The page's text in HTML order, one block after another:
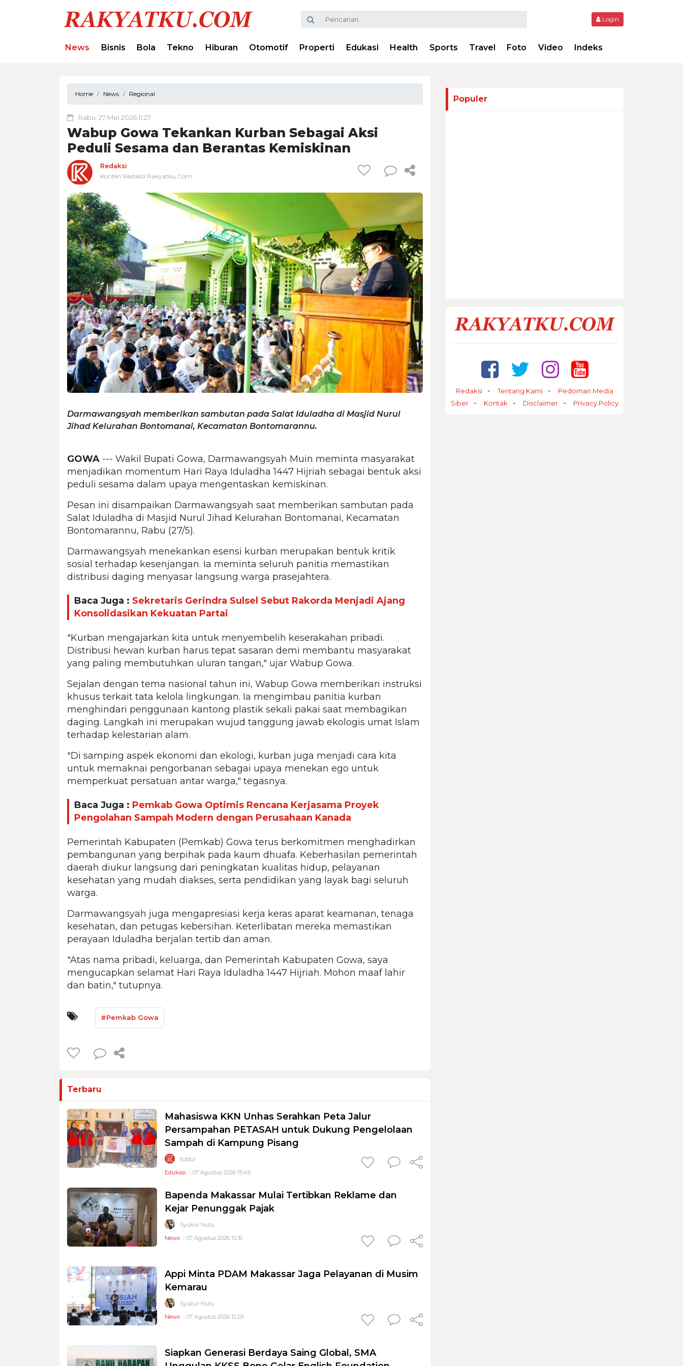
Login
News Bisnis Bola Tekno Hiburan Otomotif Properti Edukasi Health Sports Travel Foto Video Indeks
Home News Regional
Rabu, 27 Mei 2026 11:27
Wabup Gowa Tekankan Kurban Sebagai Aksi
Peduli Sesama dan Berantas Kemiskinan
Redaksi
Konten Redaksi Rakyatku.Com
Darmawangsyah memberikan sambutan pada Salat Iduladha di Masjid Nurul
Jihad Kelurahan Bontomanai, Kecamatan Bontomarannu.
GOWA --- Wakil Bupati Gowa, Darmawangsyah Muin meminta masyarakat
menjadikan momentum Hari Raya Iduladha 1447 Hijriah sebagai bentuk aksi
peduli sesama dalam upaya mengentaskan kemiskinan.
Pesan ini disampaikan Darmawangsyah saat memberikan sambutan pada
Salat Iduladha di Masjid Nurul Jihad Kelurahan Bontomanai, Kecamatan
Bontomarannu, Rabu (27/5).
Darmawangsyah menekankan esensi kurban merupakan bentuk kritik
sosial terhadap kesenjangan. Ia meminta seluruh panitia memastikan
distribusi daging menyasar langsung warga prasejahtera.
Baca Juga : Sekretaris Gerindra Sulsel Sebut Rakorda Menjadi Ajang
Konsolidasikan Kekuatan Partai
"Kurban mengajarkan kita untuk menyembelih keserakahan pribadi.
Distribusi hewan kurban harus tepat sasaran demi membantu masyarakat
yang paling membutuhkan uluran tangan," ujar Wabup Gowa.
Sejalan dengan tema nasional tahun ini, Wabup Gowa memberikan instruksi
khusus terkait tata kelola lingkungan. Ia mengimbau panitia kurban
menghindari penggunaan kantong plastik sekali pakai saat membagikan
daging. Langkah ini merupakan wujud tanggung jawab ekologis umat Islam
terhadap kelestarian alam.
"Di samping aspek ekonomi dan ekologi, kurban juga menjadi cara kita
untuk memaknai pengorbanan sebagai upaya menekan ego untuk
memperkuat persatuan antar warga," tegasnya.
Baca Juga : Pemkab Gowa Optimis Rencana Kerjasama Proyek
Pengolahan Sampah Modern dengan Perusahaan Kanada
Pemerintah Kabupaten (Pemkab) Gowa terus berkomitmen menghadirkan
pembangunan yang berpihak pada kaum dhuafa. Keberhasilan pemerintah
daerah diukur langsung dari peningkatan kualitas hidup, pelayanan
kesehatan yang mudah diakses, serta pendidikan yang layak bagi seluruh
warga.
Darmawangsyah juga mengapresiasi kerja keras aparat keamanan, tenaga
kesehatan, dan petugas kebersihan. Keterlibatan mereka memastikan
perayaan Iduladha berjalan tertib dan aman.
"Atas nama pribadi, keluarga, dan Pemerintah Kabupaten Gowa, saya
mengucapkan selamat Hari Raya Iduladha 1447 Hijriah. Mohon maaf lahir
dan batin," tutupnya.
#Pemkab Gowa
Terbaru
Mahasiswa KKN Unhas Serahkan Peta Jalur
Persampahan PETASAH untuk Dukung Pengelolaan
Sampah di Kampung Pisang
Editor
Edukasi - 07 Agustus 2026 15:49
Bapenda Makassar Mulai Tertibkan Reklame dan
Kejar Penunggak Pajak
Syukur Nutu
News - 07 Agustus 2026 15:31
Appi Minta PDAM Makassar Jaga Pelayanan di Musim
Kemarau
Syukur Nutu
News - 07 Agustus 2026 12:29
Siapkan Generasi Berdaya Saing Global, SMA
Populer
Redaksi Tentang Kami
Pedoman Media
Siber
Kontak Disclaimer Privacy Policy